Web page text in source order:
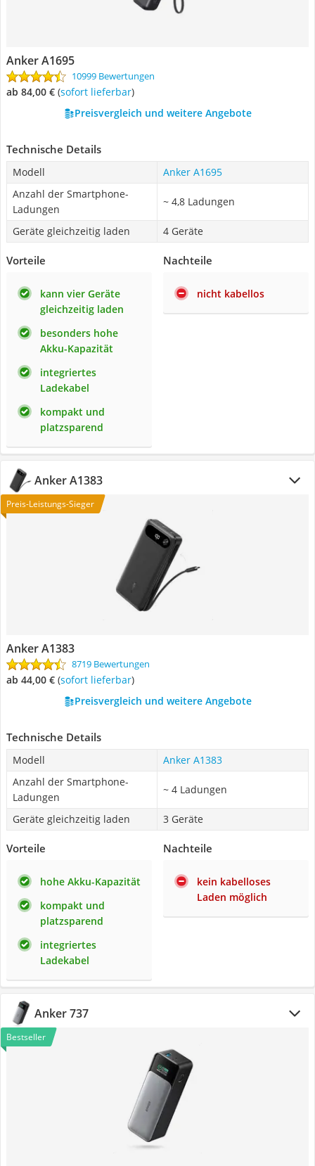
Anker A1695
10999 Bewertungen
ab 84,00 € ( Sofort lieferbar)
Preisvergleich und weitere Angebote
Technische Details
Modell
Anker A1695
Anzahl der Smartphone-
Ladungen
~ 4,8 Ladungen
Geräte gleichzeitig laden 4 Geräte
Vorteile
kann vier Geräte
gleichzeitig laden
besonders hohe
Akku-Kapazität
integriertes
Ladekabel
kompakt und
platzsparend
Nachteile
nicht kabellos
Anker A1383
Preis-Leistungs-Sieger
Anker A1383
8719 Bewertungen
ab 44,00 € ( Sofort lieferbar)
Preisvergleich und weitere Angebote
Technische Details
Modell
Anker A1383
Anzahl der Smartphone-
Ladungen
~ 4 Ladungen
Geräte gleichzeitig laden 3 Geräte
Vorteile
hohe Akku-Kapazität
kompakt und
platzsparend
integriertes
Ladekabel
Nachteile
kein kabelloses
Laden möglich
Anker 737
Bestseller